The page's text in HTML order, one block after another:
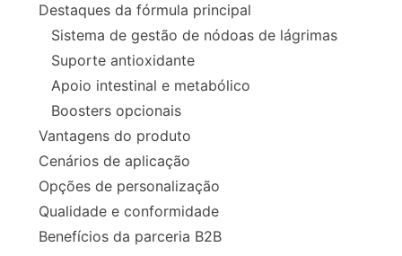
Destaques da fórmula principal
Sistema de gestão de nódoas de lágrimas
Suporte antioxidante
Apoio intestinal e metabólico
Boosters opcionais
Vantagens do produto
Cenários de aplicação
Opções de personalização
Qualidade e conformidade
Benefícios da parceria B2B